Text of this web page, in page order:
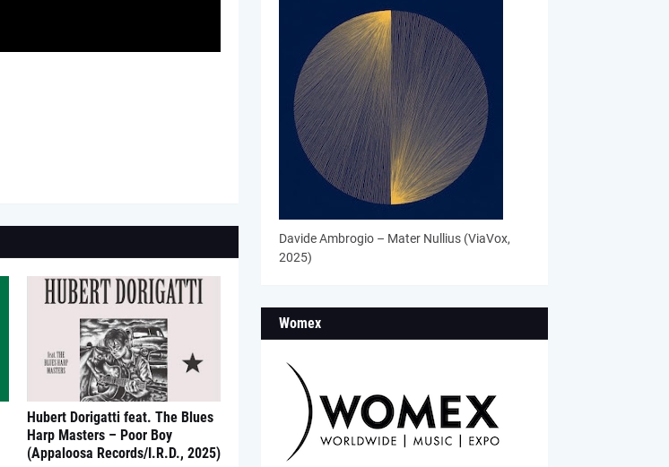
Hubert Dorigatti feat. The Blues
Harp Masters – Poor Boy
(Appaloosa Records/I.R.D., 2025)
Davide Ambrogio – Mater Nullius (ViaVox,
2025)
Womex